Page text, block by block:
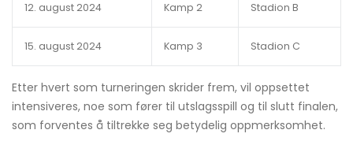
12. august 2024 Kamp 2 Stadion B
15. august 2024 Kamp 3 Stadion C
Etter hvert som turneringen skrider frem, vil oppsettet
intensiveres, noe som fører til utslagsspill og til slutt finalen,
som forventes å tiltrekke seg betydelig oppmerksomhet.